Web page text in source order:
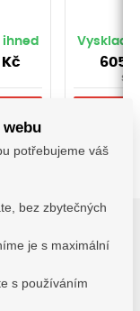
Kč
s
potřebujeme váš
bez zbytečných
je s maximální
s používáním